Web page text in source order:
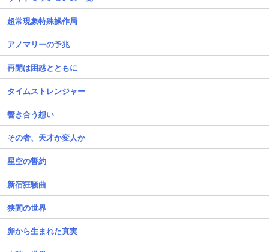
超常現象特殊操作局
アノマリーの予兆
再開は困惑とともに
タイムストレンジャー
響き合う想い
その者、天才か変人か
星空の誓約
新宿狂騒曲
狭間の世界
卵から生まれた真実